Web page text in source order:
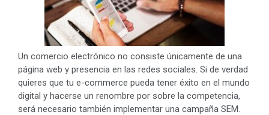
Un comercio electrónico no consiste únicamente de una
página web y presencia en las redes sociales. Si de verdad
quieres que tu e-commerce pueda tener éxito en el mundo
digital y hacerse un renombre por sobre la competencia,
será necesario también implementar una campaña SEM.